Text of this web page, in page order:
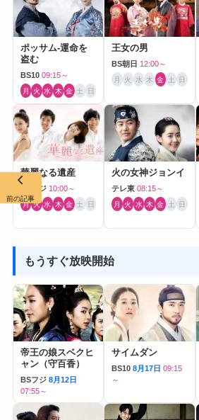
ポッサム-運命を
盗む
BS10 09:15～
月 火 水 木 金 土 日
王女の男
BS朝日 12:00～
月 火 水 木 金 土 日
華麗なる遺産
BSフジ 10:00～
月 火 水 木 金 土 日
火の女神ジョンイ
テレ東 08:15～
月 火 水 木 金 土 日
もうすぐ放映開始
帝王の娘スベクヒ
ャン（守百香）
BSフジ 8月12日
07:55～
サイムダン
BS10 8月17日 09:15
～
前の記事